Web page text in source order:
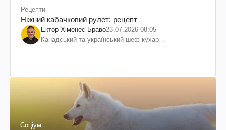
Рецепти
Ніжний кабачковий рулет: рецепт
Ектор Хіменес-Браво23.07.2026 08:05
Канадський та український шеф-кухар
Соціум